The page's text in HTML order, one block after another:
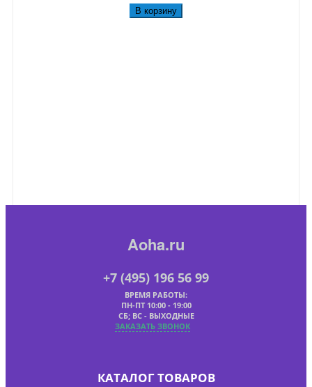
В корзину
Aoha.ru
+7 (495) 196 56 99
ВРЕМЯ РАБОТЫ:
ПН-ПТ 10:00 - 19:00
СБ; ВС - ВЫХОДНЫЕ
ЗАКАЗАТЬ ЗВОНОК
КАТАЛОГ ТОВАРОВ